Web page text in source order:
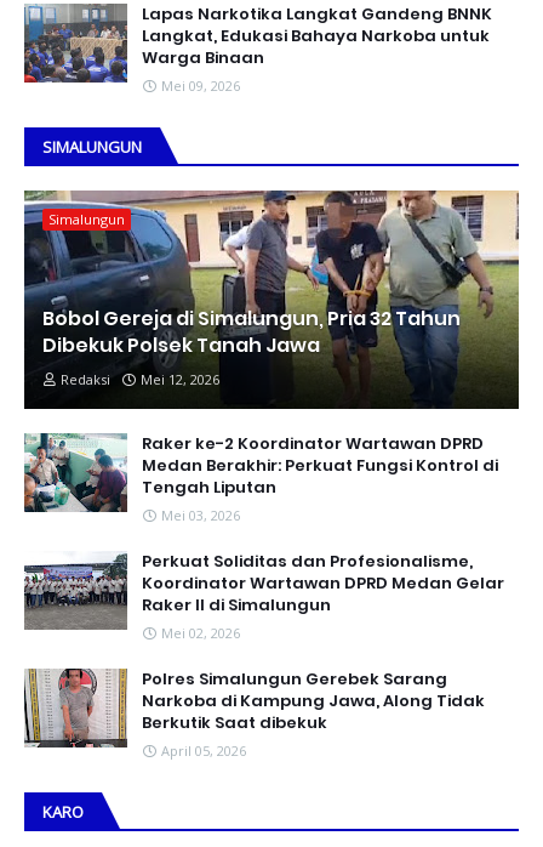
Lapas Narkotika Langkat Gandeng BNNK
Langkat, Edukasi Bahaya Narkoba untuk
Warga Binaan
Mei 09, 2026
SIMALUNGUN
Simalungun
Bobol Gereja di Simalungun, Pria 32 Tahun
Dibekuk Polsek Tanah Jawa
Redaksi Mei 12, 2026
Raker ke-2 Koordinator Wartawan DPRD
Medan Berakhir: Perkuat Fungsi Kontrol di
Tengah Liputan
Mei 03, 2026
Perkuat Soliditas dan Profesionalisme,
Koordinator Wartawan DPRD Medan Gelar
Raker II di Simalungun
Mei 02, 2026
Polres Simalungun Gerebek Sarang
Narkoba di Kampung Jawa, Along Tidak
Berkutik Saat dibekuk
April 05, 2026
KARO